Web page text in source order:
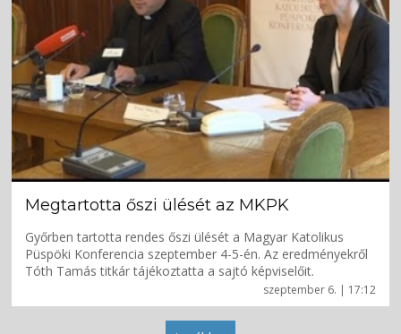
szeptember 6. | 17:12
Megtartotta őszi ülését az MKPK
Győrben tartotta rendes őszi ülését a Magyar Katolikus
Püspöki Konferencia szeptember 4-5-én. Az eredményekről
Tóth Tamás titkár tájékoztatta a sajtó képviselőit.